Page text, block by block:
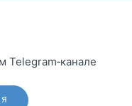
Telegram‑канале